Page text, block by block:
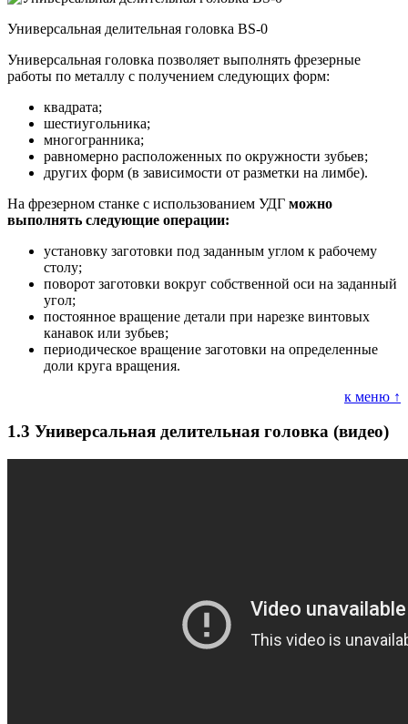
Универсальная делительная головка BS-0
Универсальная головка позволяет выполнять фрезерные
работы по металлу с получением следующих форм:
квадрата;
шестиугольника;
многогранника;
равномерно расположенных по окружности зубьев;
других форм (в зависимости от разметки на лимбе).
На фрезерном станке с использованием УДГ можно
выполнять следующие операции:
установку заготовки под заданным углом к рабочему
столу;
поворот заготовки вокруг собственной оси на заданный
угол;
постоянное вращение детали при нарезке винтовых
канавок или зубьев;
периодическое вращение заготовки на определенные
доли круга вращения.
к меню ↑
1.3 Универсальная делительная головка (видео)